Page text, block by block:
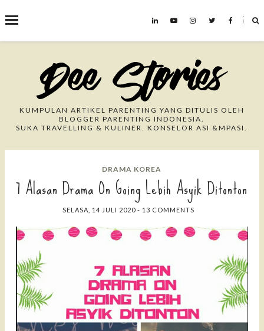
˟
Search This Blog
KUMPULAN ARTIKEL PARENTING YANG DITULIS OLEH
BLOGGER PARENTING INDONESIA.
SUKA TRAVELLING & KULINER. KONSELOR ASI &MPASI.
DRAMA KOREA
7 Alasan Drama On Going Lebih Asyik Ditonton
SELASA, 14 JULI 2020- 13 COMMENTS